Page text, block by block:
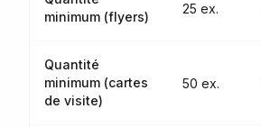
minimum (flyers)
25 ex.
Quantité
minimum (cartes
de visite)
50 ex.